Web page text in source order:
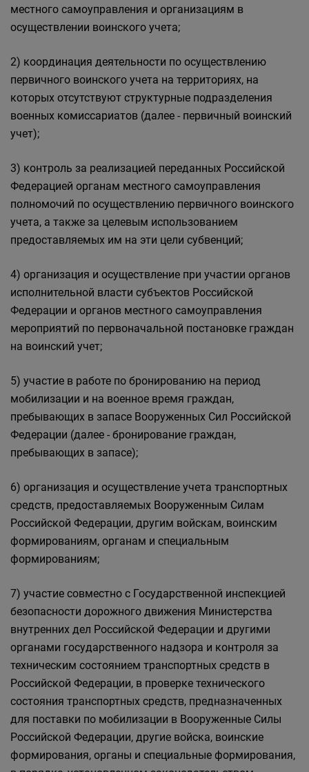
местного самоуправления и организациям в
осуществлении воинского учета;
2) координация деятельности по осуществлению
первичного воинского учета на территориях, на
которых отсутствуют структурные подразделения
военных комиссариатов (далее - первичный воинский
учет);
3) контроль за реализацией переданных Российской
Федерацией органам местного самоуправления
полномочий по осуществлению первичного воинского
учета, а также за целевым использованием
предоставляемых им на эти цели субвенций;
4) организация и осуществление при участии органов
исполнительной власти субъектов Российской
Федерации и органов местного самоуправления
мероприятий по первоначальной постановке граждан
на воинский учет;
5) участие в работе по бронированию на период
мобилизации и на военное время граждан,
пребывающих в запасе Вооруженных Сил Российской
Федерации (далее - бронирование граждан,
пребывающих в запасе);
6) организация и осуществление учета транспортных
средств, предоставляемых Вооруженным Силам
Российской Федерации, другим войскам, воинским
формированиям, органам и специальным
формированиям;
7) участие совместно с Государственной инспекцией
безопасности дорожного движения Министерства
внутренних дел Российской Федерации и другими
органами государственного надзора и контроля за
техническим состоянием транспортных средств в
Российской Федерации, в проверке технического
состояния транспортных средств, предназначенных
для поставки по мобилизации в Вооруженные Силы
Российской Федерации, другие войска, воинские
формирования, органы и специальные формирования,